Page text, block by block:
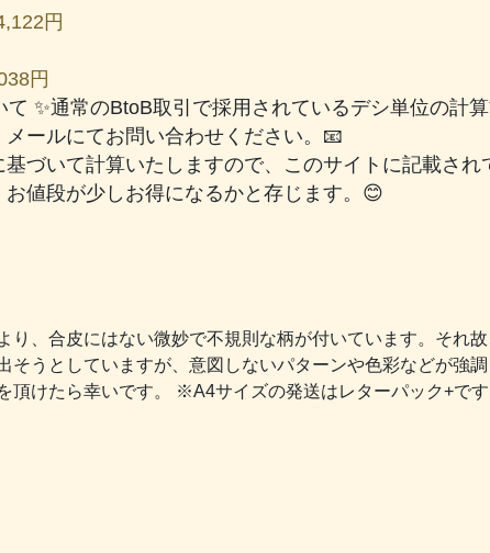
円
円
✨通常のBtoB取引で採用されているデシ単位の計
ールにてお問い合わせください。📧
づいて計算いたしますので、このサイトに記載され
値段が少しお得になるかと存じます。😊
り、合皮にはない微妙で不規則な柄が付いています。それ
そうとしていますが、意図しないパターンや色彩などが強
頂けたら幸いです。 ※A4サイズの発送はレターパック+で